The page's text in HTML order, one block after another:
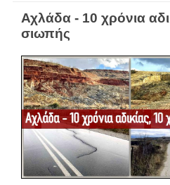
Αχλάδα - 10 χρόνια
σιωπής